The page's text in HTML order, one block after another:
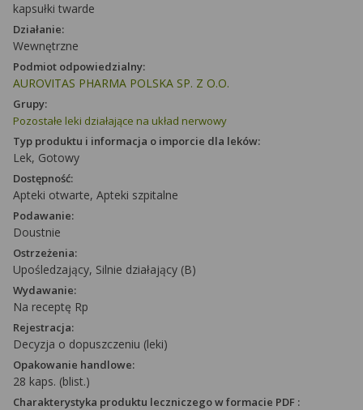
kapsułki twarde
Działanie:
Wewnętrzne
Podmiot odpowiedzialny:
AUROVITAS PHARMA POLSKA SP. Z O.O.
Grupy:
Pozostałe leki działające na układ nerwowy
Typ produktu i informacja o imporcie dla leków:
Lek, Gotowy
Dostępność:
Apteki otwarte, Apteki szpitalne
Podawanie:
Doustnie
Ostrzeżenia:
Upośledzający, Silnie działający (B)
Wydawanie:
Na receptę Rp
Rejestracja:
Decyzja o dopuszczeniu (leki)
Opakowanie handlowe:
28 kaps. (blist.)
Charakterystyka produktu leczniczego w formacie PDF :